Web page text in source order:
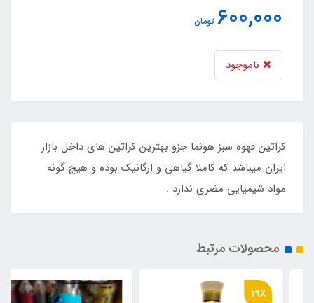
600,000 تومان
ناموجود
کراتین قهوه سبز هونما جزو بهترین کراتین های داخل بازار
ایران میباشد که کاملا گیاهی و ارگانیک بوده و هیچ گونه
مواد شیمیایی مضری ندارد .
محصولات مرتبط
19٪